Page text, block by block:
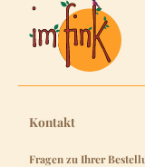
Kontakt
Fragen zu Ihrer